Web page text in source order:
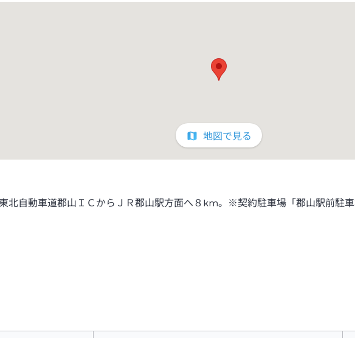
地図で見る
北自動車道郡山ＩＣからＪＲ郡山駅方面へ８km。※契約駐車場「郡山駅前駐車